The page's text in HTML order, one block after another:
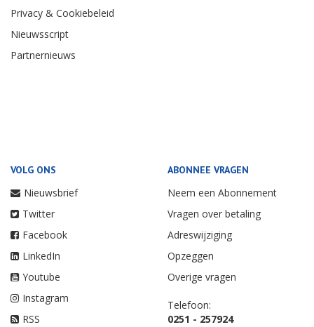
Privacy & Cookiebeleid
Nieuwsscript
Partnernieuws
VOLG ONS
Nieuwsbrief
Twitter
Facebook
LinkedIn
Youtube
Instagram
RSS
ABONNEE VRAGEN
Neem een Abonnement
Vragen over betaling
Adreswijziging
Opzeggen
Overige vragen
Telefoon:
0251 - 257924